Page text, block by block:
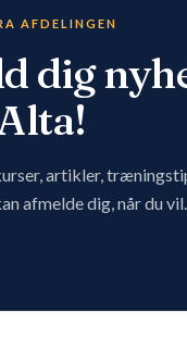
AFDELINGEN
dig
artikler,
afmelde dig, når du vil.